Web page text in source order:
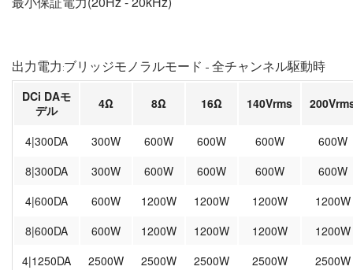
出力電力:ブリッジモノラルモード - 全チャンネル駆動時
DCi DAモ
デル
4Ω 8Ω 16Ω 140Vrms
4|300DA 300W 600W 600W 600W
600W
8|300DA
300W 600W 600W 600W
600W
4|600DA
600W 1200W 1200W 1200W
1200W
8|600DA
600W 1200W 1200W 1200W
1200W
4|1250DA
2500W 2500W 2500W 2500W 2500W